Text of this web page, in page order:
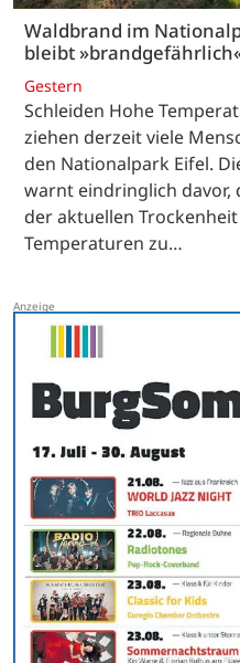
Waldbrand im
bleibt
Gestern
Schleiden Hohe
ziehen derzeit viele
den Nationalpark Eifel.
warnt eindringlich davor,
der aktuellen
Temperaturen zu…